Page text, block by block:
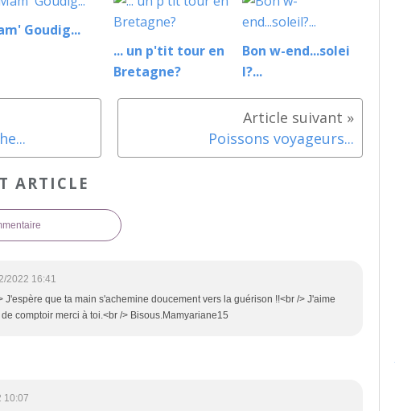
Goudig...
... un p'tit tour en
Bretagne?
Bon w-end...solei
l?...
Poissons voyageurs...
ARTICLE
2022 16:41
J'espère que ta main s'achemine doucement vers la guérison !!<br /> J'aime
comptoir merci à toi.<br /> Bisous.Mamyariane15
10:07